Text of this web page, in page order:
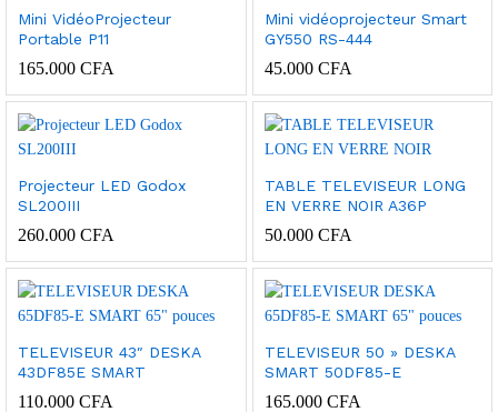
Mini VidéoProjecteur
Portable P11
165.000 CFA
Mini vidéoprojecteur Smart
GY550 RS-444
45.000 CFA
Projecteur LED Godox
SL200III
260.000 CFA
TABLE TELEVISEUR LONG
EN VERRE NOIR A36P
50.000 CFA
TELEVISEUR 43″ DESKA
43DF85E SMART
110.000 CFA
TELEVISEUR 50 » DESKA
SMART 50DF85-E
165.000 CFA